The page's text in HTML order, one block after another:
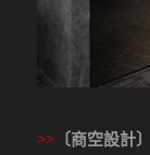
>> 〔商空設計